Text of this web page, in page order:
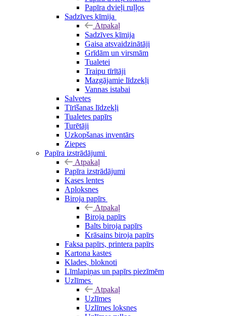
Papīra dvieļi ruļļos
Sadzīves ķīmija
Atpakaļ
Sadzīves ķīmija
Gaisa atsvaidzinātāji
Grīdām un virsmām
Tualetei
Traipu tīrītāji
Mazgājamie līdzekļi
Vannas istabai
Salvetes
Tīrīšanas līdzekļi
Tualetes papīrs
Turētāji
Uzkopšanas inventārs
Ziepes
Papīra izstrādājumi
Atpakaļ
Papīra izstrādājumi
Kases lentes
Aploksnes
Biroja papīrs
Atpakaļ
Biroja papīrs
Balts biroja papīrs
Krāsains biroja papīrs
Faksa papīrs, printera papīrs
Kartona kastes
Klades, bloknoti
Līmlapiņas un papīrs piezīmēm
Uzlīmes
Atpakaļ
Uzlīmes
Uzlīmes loksnes